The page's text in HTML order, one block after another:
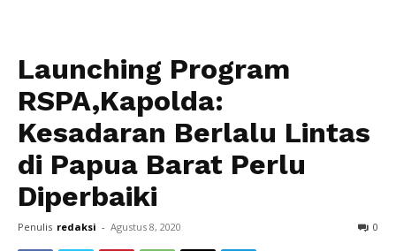
Launching Program
RSPA,Kapolda:
Kesadaran Berlalu Lintas
di Papua Barat Perlu
Diperbaiki
Penulis redaksi - Agustus 8, 2020 0